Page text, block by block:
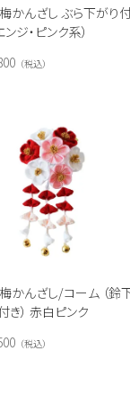
かんざし ぶら下がり
ンジ・ピンク系）
税込
かんざし/コーム （鈴
き） 赤白ピンク
税込